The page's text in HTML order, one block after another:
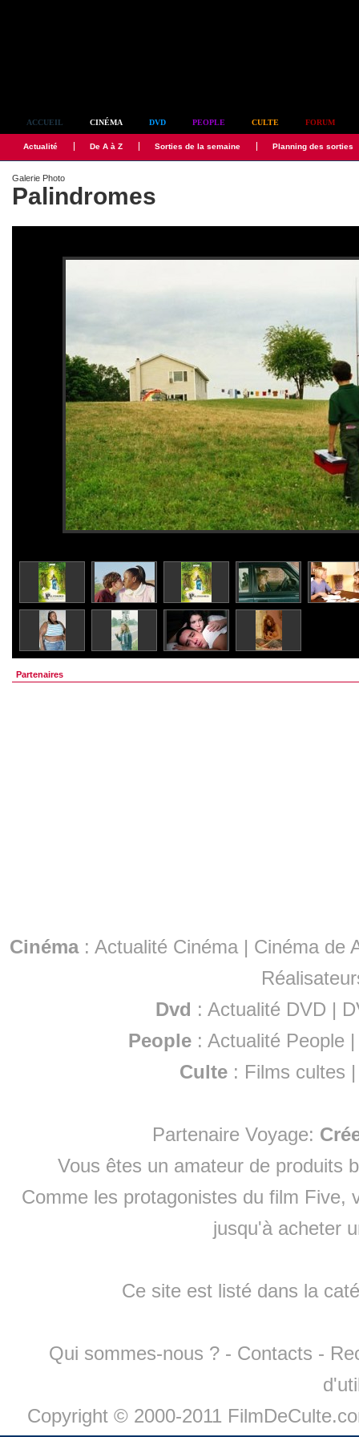
ACCUEIL CINÉMA DVD PEOPLE CULTE FORUM
Actualité De A à Z Sorties de la semaine Planning des sorties
Galerie Photo
Palindromes
Partenaires
Cinéma: Actualité Cinéma | Cinéma de
Dvd : Actualité DVD |
People :Actualité People
Culte : Films cultes
Partenaire Voyage:
Vous êtes un amateur de produits
Comme les protagonistes du film Five,
jusqu'à acheter
Ce site est listé dans la
Qui sommes-nous ? - Contacts -
Copyright © 2000-2011